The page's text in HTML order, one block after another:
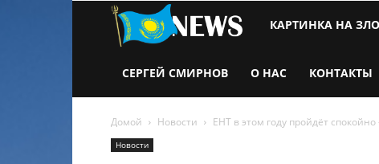
Новости
Казахстана
КАРТИНКА НА
СЕРГЕЙ СМИРНОВ О НАС КОНТАКТЫ
Домой Новости ЕНТ в этом году пройдёт
Новости